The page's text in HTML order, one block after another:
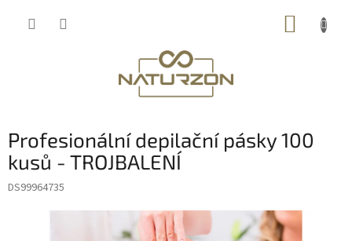
Profesionální depilační pásky 100
kusů - TROJBALENÍ
DS99964735